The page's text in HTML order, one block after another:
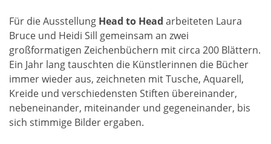
Für die Ausstellung Head to Head arbeiteten Laura
Bruce und Heidi Sill gemeinsam an zwei
großformatigen Zeichenbüchern mit circa 200 Blättern.
Ein Jahr lang tauschten die Künstlerinnen die Bücher
immer wieder aus, zeichneten mit Tusche, Aquarell,
Kreide und verschiedensten Stiften übereinander,
nebeneinander, miteinander und gegeneinander, bis
sich stimmige Bilder ergaben.